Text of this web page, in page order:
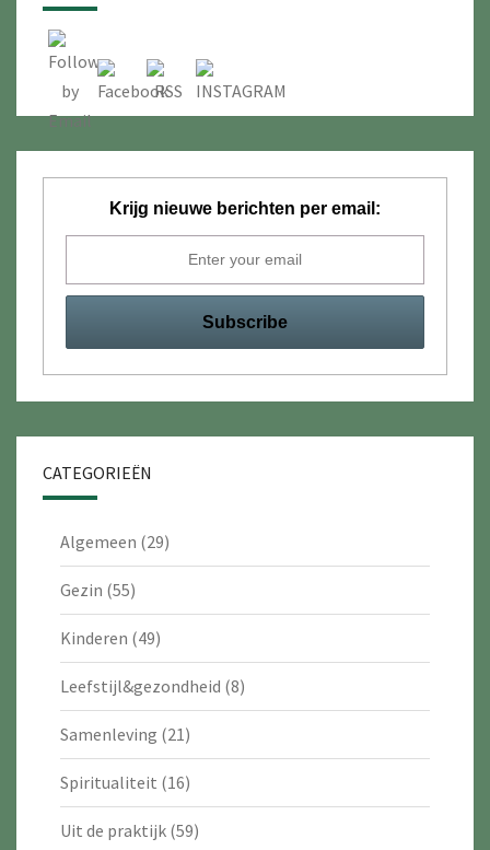
Krijg nieuwe berichten per email:
CATEGORIEËN
Algemeen (29)
Gezin (55)
Kinderen (49)
Leefstijl&gezondheid (8)
Samenleving (21)
Spiritualiteit (16)
Uit de praktijk (59)